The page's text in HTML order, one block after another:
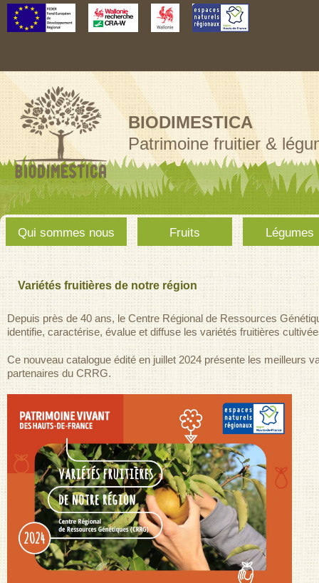
Aller au
contenu
BIODIMESTICA
Patrimoine fruitier &
Menu
principal
Qui sommes nous Fruits Légumes
Variétés fruitières de notre région
Depuis près de 40 ans, le Centre Régional de Ressources
identifie, caractérise, évalue et diffuse les variétés fruitières
Ce nouveau catalogue édité en juillet 2024 présente les meilleurs
partenaires du CRRG.